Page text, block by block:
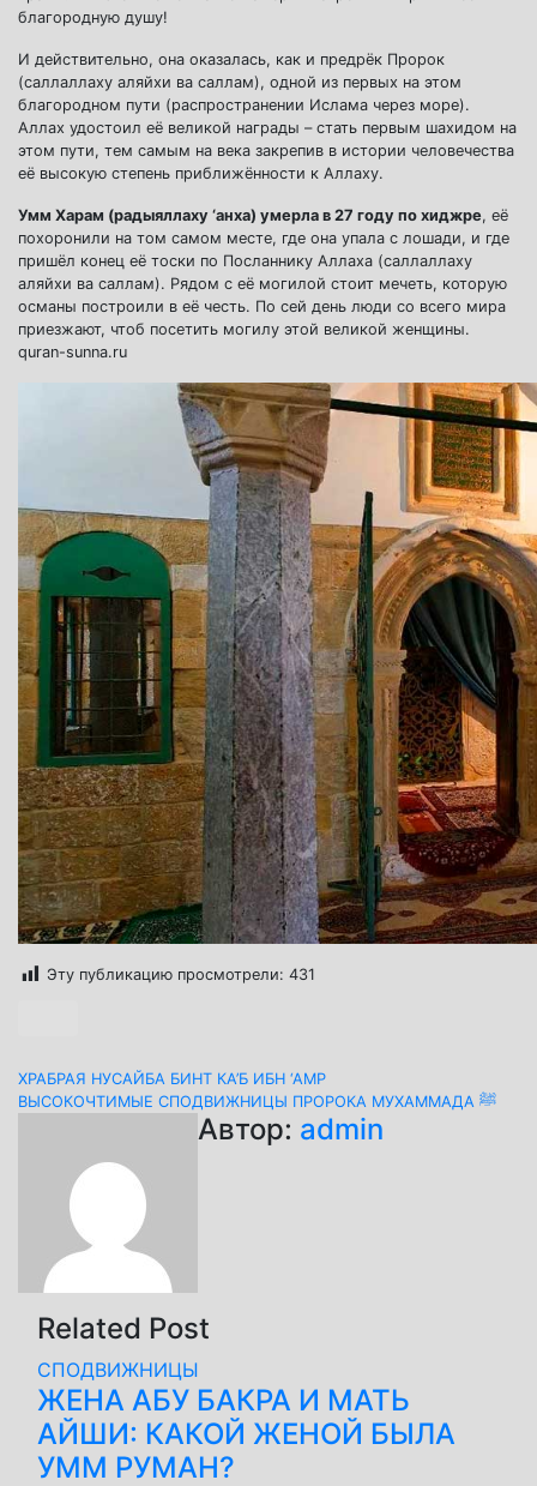
благородную душу!
И действительно, она оказалась, как и предрёк Пророк
(саллаллаху аляйхи ва саллам), одной из первых на этом
благородном пути (распространении Ислама через море).
Аллах удостоил её великой награды – стать первым шахидом на
этом пути, тем самым на века закрепив в истории человечества
её высокую степень приближённости к Аллаху.
Умм Харам (радыяллаху ‘анха) умерла в 27 году по хиджре, её
похоронили на том самом месте, где она упала с лошади, и где
пришёл конец её тоски по Посланнику Аллаха (саллаллаху
аляйхи ва саллам). Рядом с её могилой стоит мечеть, которую
османы построили в её честь. По сей день люди со всего мира
приезжают, чтоб посетить могилу этой великой женщины.
quran-sunna.ru
Эту публикацию просмотрели: 431
Навигация
записям
ХРАБРАЯ НУСАЙБА БИНТ КА’Б ИБН ‘АМР
ВЫСОКОЧТИМЫЕ СПОДВИЖНИЦЫ ПРОРОКА МУХАММАДА ﷺ
Автор: admin
Related Post
СПОДВИЖНИЦЫ
ЖЕНА АБУ БАКРА И МАТЬ
АЙШИ: КАКОЙ ЖЕНОЙ БЫЛА
УММ РУМАН?